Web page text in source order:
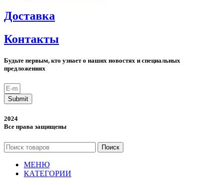
Доставка
Контакты
Будьте первым, кто узнает о наших новостях и специальных
предложениях
Submit
2024
Все права защищены
Поиск
МЕНЮ
КАТЕГОРИИ